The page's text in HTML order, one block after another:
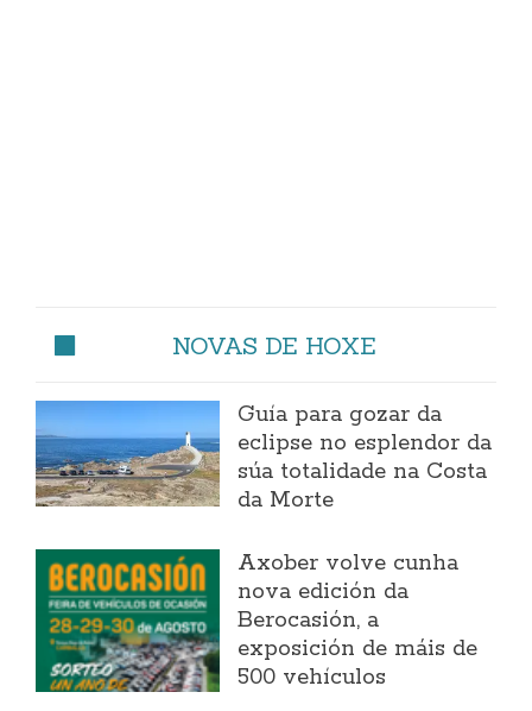
NOVAS DE HOXE
Guía para gozar da
eclipse no esplendor da
súa totalidade na Costa
da Morte
Axober volve cunha
nova edición da
Berocasión, a
exposición de máis de
500 vehículos